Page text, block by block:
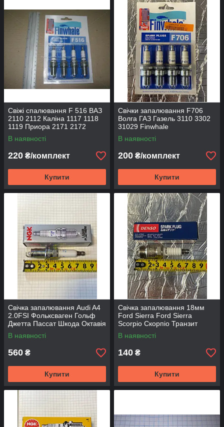
Свіжі спалювання F 516 ВАЗ
2110 2112 Каліна 1117 1118
1119 Приора 2171 2172
Finwhale
В наявності
220 ₴/комплект
Купити
Свічки запалювання F706
Волга ГАЗ Газель 3110 3302
31029 Finwhale
В наявності
200 ₴/комплект
Купити
Свічка запалювання Audi A4
2.0FSI Фольксваген Гольф
Джетта Пассат Шкода Октавія
Skoda Octavia Сеат NGK
В наявності
560 ₴
Купити
Свічка запалювання 18мм
Ford Sierra Ford Sierra
Scorpio Скорпіо Транзит
Гранада Ескорт Таунус ЗІЛ
ГАЗ 51 Denso
В наявності
140 ₴
Купити